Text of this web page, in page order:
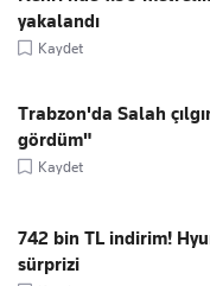
yakalandı
Kaydet
Trabzon'da Salah
gördüm"
Kaydet
742 bin TL indirim!
sürprizi